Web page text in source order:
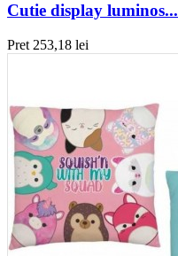
Cutie display luminos...
Pret 253,18 lei